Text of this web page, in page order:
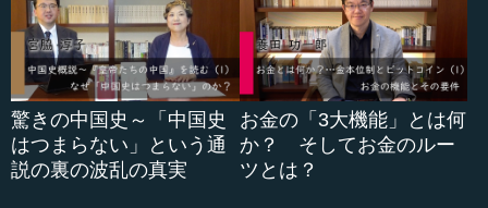
驚きの中国史～「中国史
はつまらない」という通
説の裏の波乱の真実
お金の「3大機能」とは何
か？ そしてお金のルー
ツとは？